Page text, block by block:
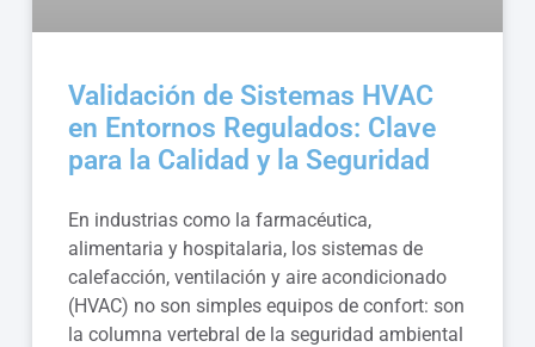
Validación de Sistemas HVAC
en Entornos Regulados: Clave
para la Calidad y la Seguridad
En industrias como la farmacéutica,
alimentaria y hospitalaria, los sistemas de
calefacción, ventilación y aire acondicionado
(HVAC) no son simples equipos de confort: son
la columna vertebral de la seguridad ambiental